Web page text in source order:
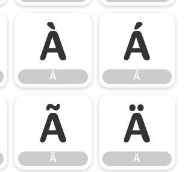
À
À Á
Á
Ã
Ã Ä
Ä